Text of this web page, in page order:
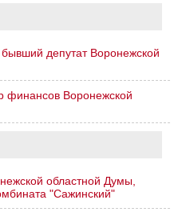
депутат Воронежской
финансов Воронежской
областной Думы,
"Сажинский"